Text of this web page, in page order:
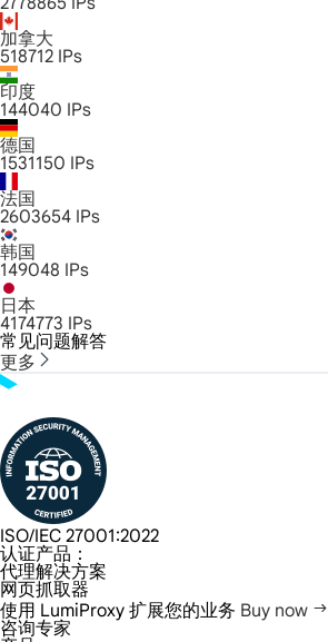
加拿大
518712 IPs
印度
144040 IPs
德国
1531150 IPs
法国
2603654 IPs
韩国
149048 IPs
日本
4174773 IPs
常见问题解答
更多
ISO/IEC 27001:2022
认证产品：
代理解决方案
网页抓取器
使用 LumiProxy 扩展您的业务 Buy now
咨询专家